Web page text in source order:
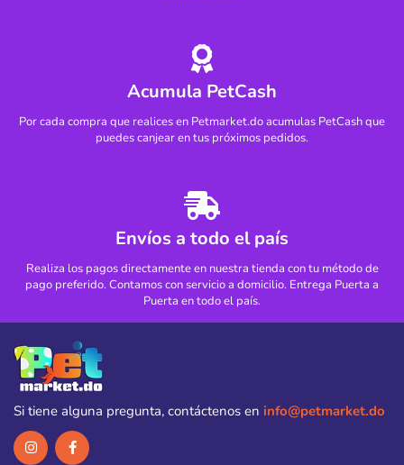
Acumula PetCash
Por cada compra que realices en Petmarket.do acumulas PetCash que
puedes canjear en tus próximos pedidos.
Envíos a todo el país
Realiza los pagos directamente en nuestra tienda con tu método de
pago preferido. Contamos con servicio a domicilio. Entrega Puerta a
Puerta en todo el país.
Si tiene alguna pregunta, contáctenos en info@petmarket.do